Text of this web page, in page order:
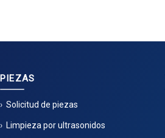
PIEZAS
Solicitud de piezas
Limpieza por ultrasonidos